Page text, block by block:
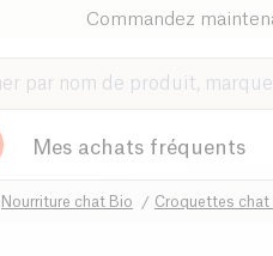
Commandez
Mes achats fréquents
Nourriture chat Bio Croquettes chat